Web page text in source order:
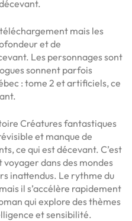
mais les
et de
Les personnages sont
sonnent parfois
: tome 2 et artificiels, ce
Créatures fantastiques
et manque de
ce qui est décevant. C’est
dans des mondes
inattendus. Le rythme du
il s’accélère rapidement
qui explore des thèmes
et sensibilité.